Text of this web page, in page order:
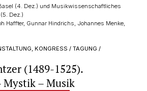
(4. Dez.) und Musikwissenschaftliches
Dez.)
Haffter, Gunnar Hindrichs, Johannes Menke,
KONGRESS / TAGUNG /
(1489-1525).
– Musik